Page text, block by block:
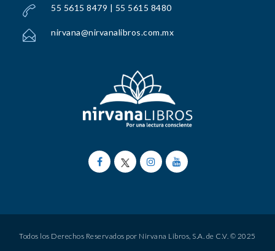
55 5615 8479 | 55 5615 8480
nirvana@nirvanalibros.com.mx
Todos los Derechos Reservados por Nirvana Libros, S.A. de C.V. © 2025